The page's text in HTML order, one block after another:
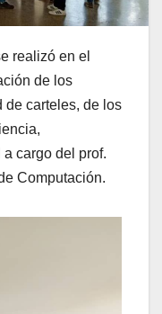
realizó en el
de los
de carteles, de los
cargo del prof.
Computación.